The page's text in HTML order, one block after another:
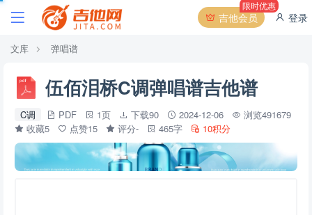
吉他会员
限时优惠
登录
文库 弹唱谱
伍佰泪桥C调弹唱谱吉他谱
C调 PDF 1页 下载90 2024-12-06
浏览491679
收藏5
点赞15 评分- 465字 10积分